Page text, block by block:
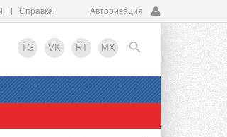
Справка Авторизация
TG VK RT MX